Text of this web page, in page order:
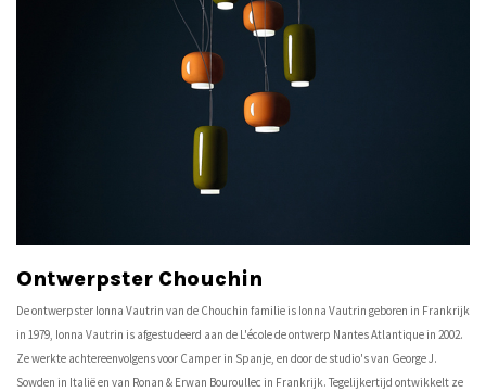
Ontwerpster Chouchin
De ontwerpster Ionna Vautrin van de Chouchin familie is Ionna Vautrin geboren in Frankrijk
in 1979, Ionna Vautrin is afgestudeerd aan de L'école de ontwerp Nantes Atlantique in 2002.
Ze werkte achtereenvolgens voor Camper in Spanje, en door de studio's van George J.
Sowden in Italië en van Ronan & Erwan Bouroullec in Frankrijk. Tegelijkertijd ontwikkelt ze